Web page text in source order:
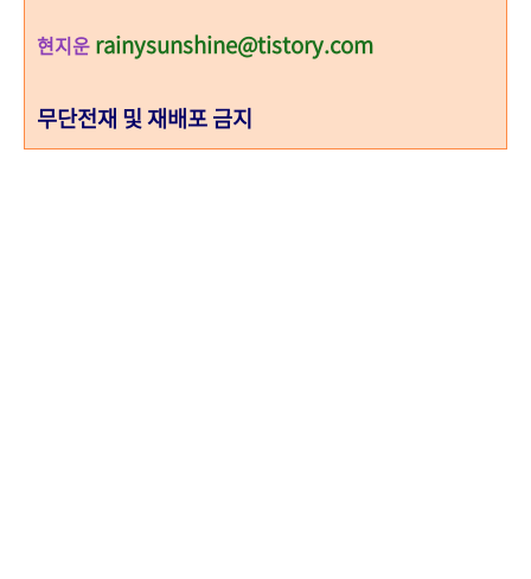
현지운 rainysunshine@tistory.com
무단전재 및 재배포 금지